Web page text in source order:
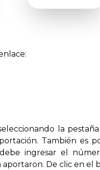
la pestaña
También es
ingresar el
De clic en el